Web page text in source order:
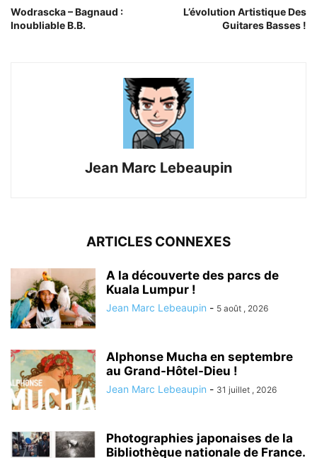
Wodrascka – Bagnaud :
Inoubliable B.B.
L’évolution Artistique Des
Guitares Basses !
Jean Marc Lebeaupin
ARTICLES CONNEXES
A la découverte des parcs de
Kuala Lumpur !
Jean Marc Lebeaupin - 5 août , 2026
Alphonse Mucha en septembre
au Grand-Hôtel-Dieu !
Jean Marc Lebeaupin - 31 juillet , 2026
Photographies japonaises de la
Bibliothèque nationale de France.